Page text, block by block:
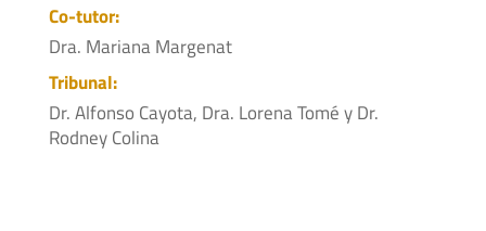
Co-tutor:
Dra. Mariana Margenat
Tribunal:
Dr. Alfonso Cayota, Dra. Lorena Tomé y Dr.
Rodney Colina